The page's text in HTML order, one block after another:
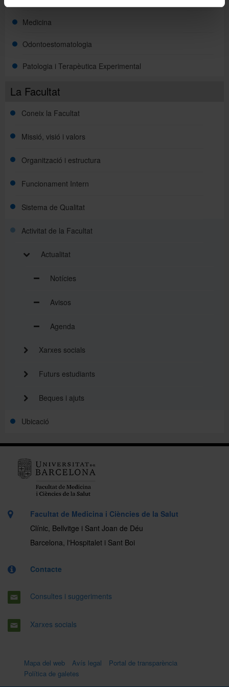
La Facultat
Coneix la Facultat
Missió, visió i valors
Organització i estructura
Funcionament Intern
Sistema de Qualitat
Activitat de la Facultat
Actualitat
Notícies
Avisos
Agenda
Xarxes socials
Futurs estudiants
Beques i ajuts
Ubicació
Medicina
Odontoestomatologia
Patologia i Terapèutica Experimental
Facultat de Medicina i Ciències de la Salut
Clínic, Bellvitge i Sant Joan de Déu
Barcelona, l'Hospitalet i Sant Boi
Contacte
Consultes i suggeriments
Xarxes socials
Mapa del web Avís legal
Portal de transparència
Política de galetes